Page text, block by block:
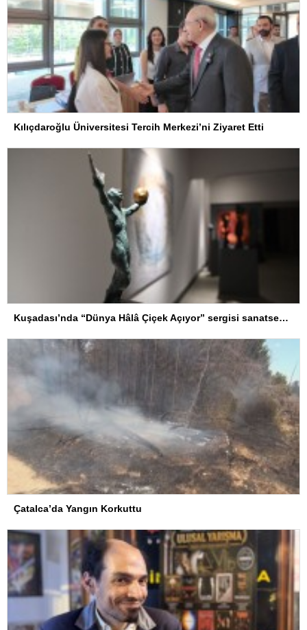
Kılıçdaroğlu Üniversitesi Tercih Merkezi’ni Ziyaret Etti
Kuşadası’nda “Dünya Hâlâ Çiçek Açıyor” sergisi sanatseverlerle buluşuyor
Çatalca’da Yangın Korkuttu